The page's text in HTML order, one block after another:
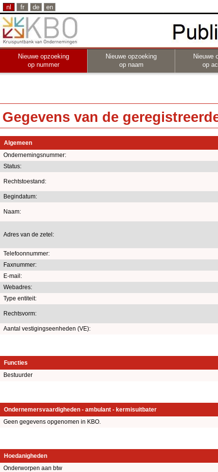
nl fr de en
Nieuwe opzoeking
op nummer
Nieuwe opzoeking
op naam
Nieuwe
op
Gegevens van de
Algemeen
Ondernemingsnummer:
Status:
Rechtstoestand:
Begindatum:
Naam:
Adres van de zetel:
Telefoonnummer:
Faxnummer:
E-mail:
Webadres:
Type entiteit:
Rechtsvorm:
Aantal vestigingseenheden (VE):
Functies
Bestuurder
Ondernemersvaardigheden - ambulant - kermisuitbater
Geen gegevens opgenomen in KBO.
Hoedanigheden
Onderworpen aan btw